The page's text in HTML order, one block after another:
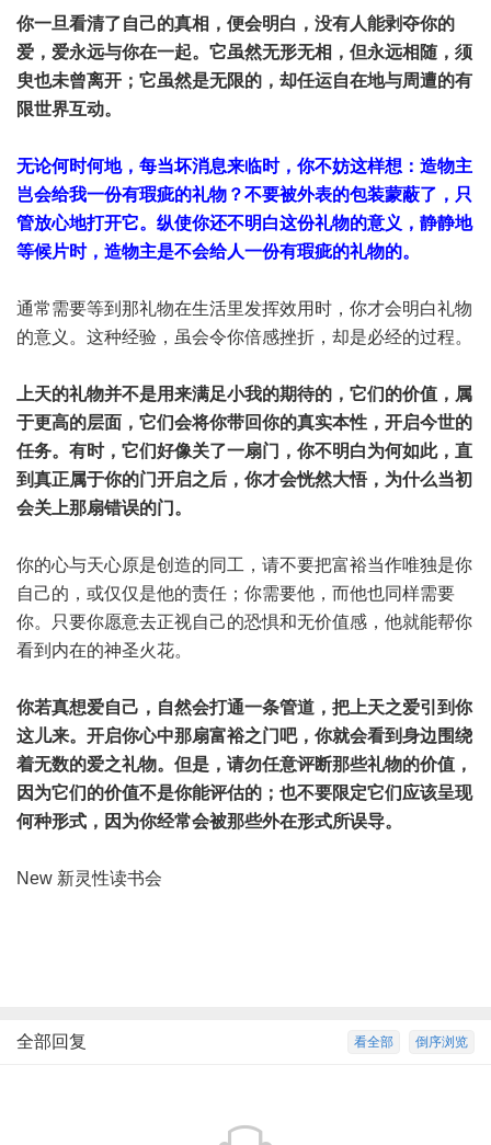
你一旦看清了自己的真相，便会明白，没有人能剥夺你的
爱，爱永远与你在一起。它虽然无形无相，但永远相随，须
臾也未曾离开；它虽然是无限的，却任运自在地与周遭的有
限世界互动。
无论何时何地，每当坏消息来临时，你不妨这样想：造物主
岂会给我一份有瑕疵的礼物？不要被外表的包装蒙蔽了，只
管放心地打开它。纵使你还不明白这份礼物的意义，静静地
等候片时，造物主是不会给人一份有瑕疵的礼物的。
通常需要等到那礼物在生活里发挥效用时，你才会明白礼物
的意义。这种经验，虽会令你倍感挫折，却是必经的过程。
上天的礼物并不是用来满足小我的期待的，它们的价值，属
于更高的层面，它们会将你带回你的真实本性，开启今世的
任务。有时，它们好像关了一扇门，你不明白为何如此，直
到真正属于你的门开启之后，你才会恍然大悟，为什么当初
会关上那扇错误的门。
你的心与天心原是创造的同工，请不要把富裕当作唯独是你
自己的，或仅仅是他的责任；你需要他，而他也同样需要
你。只要你愿意去正视自己的恐惧和无价值感，他就能帮你
看到内在的神圣火花。
你若真想爱自己，自然会打通一条管道，把上天之爱引到你
这儿来。开启你心中那扇富裕之门吧，你就会看到身边围绕
着无数的爱之礼物。但是，请勿任意评断那些礼物的价值，
因为它们的价值不是你能评估的；也不要限定它们应该呈现
何种形式，因为你经常会被那些外在形式所误导。
New 新灵性读书会
倒序浏览
看全部
全部回复